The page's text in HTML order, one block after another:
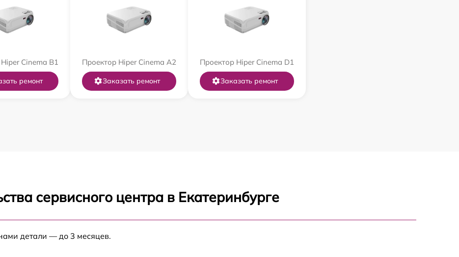
Cinema B1
ремонт
Проектор Hiper Cinema A2
Заказать ремонт
Проектор Hiper Cinema D1
Заказать ремонт
сервисного центра в Екатеринбурге
детали — до 3 месяцев.